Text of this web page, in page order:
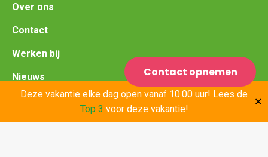
Deze vakantie elke dag open vanaf 10.00 uur! Lees de
Top 3 voor deze vakantie!
✕
Contact opnemen
Over ons
Contact
Werken bij
Nieuws
Leden